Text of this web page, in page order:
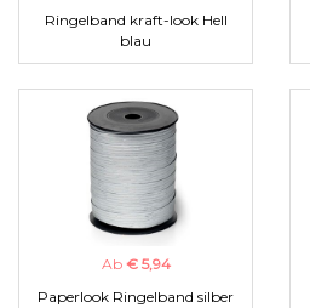
Ringelband kraft-look Hell
blau
Ab € 5,94
Paperlook Ringelband silber